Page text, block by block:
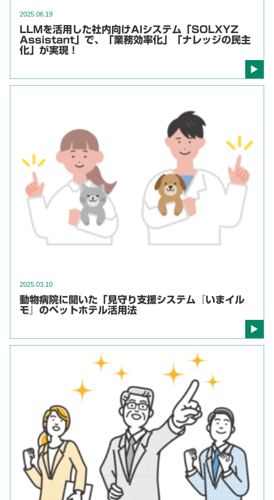
2025.06.19
LLMを活用した社内向けAIシステム「SOLXYZ
Assistant」で、「業務効率化」「ナレッジの民主
化」が実現！
2025.03.10
動物病院に聞いた「見守り支援システム『いまイル
モ』のペットホテル活用法